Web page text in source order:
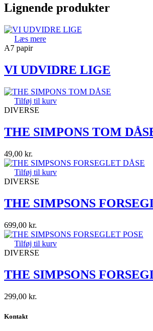
Lignende produkter
Læs mere
A7 papir
VI UDVIDRE LIGE
Tilføj til kurv
DIVERSE
THE SIMPONS TOM
49,00 kr.
Tilføj til kurv
DIVERSE
THE SIMPSONS
699,00 kr.
Tilføj til kurv
DIVERSE
THE SIMPSONS
299,00 kr.
Kontakt